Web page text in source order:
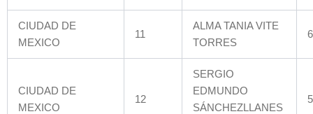
CIUDAD DE
MEXICO
11
ALMA TANIA VITE
TORRES
CIUDAD DE
MEXICO
12
SERGIO
EDMUNDO
SÁNCHEZLLANES